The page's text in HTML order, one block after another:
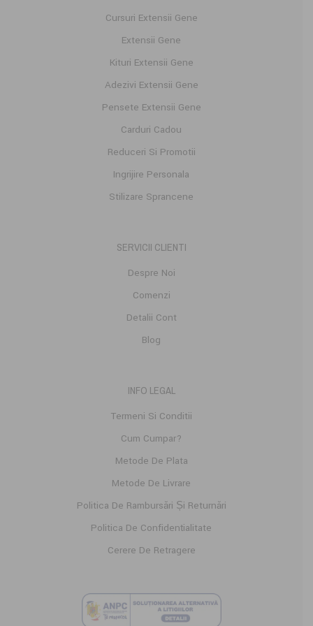
Cursuri Extensii Gene
Extensii Gene
Kituri Extensii Gene
Adezivi Extensii Gene
Pensete Extensii Gene
Carduri Cadou
Reduceri Si Promotii
Ingrijire Personala
Stilizare Sprancene
SERVICII CLIENTI
Despre Noi
Comenzi
Detalii Cont
Blog
INFO LEGAL
Termeni Si Conditii
Cum Cumpar?
Metode De Plata
Metode De Livrare
Politica De Rambursări Și Returnări
Politica De Confidențialitate
Cerere De Retragere